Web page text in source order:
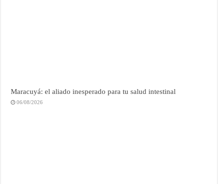
Maracuyá: el aliado inesperado para tu salud intestinal
06/08/2026